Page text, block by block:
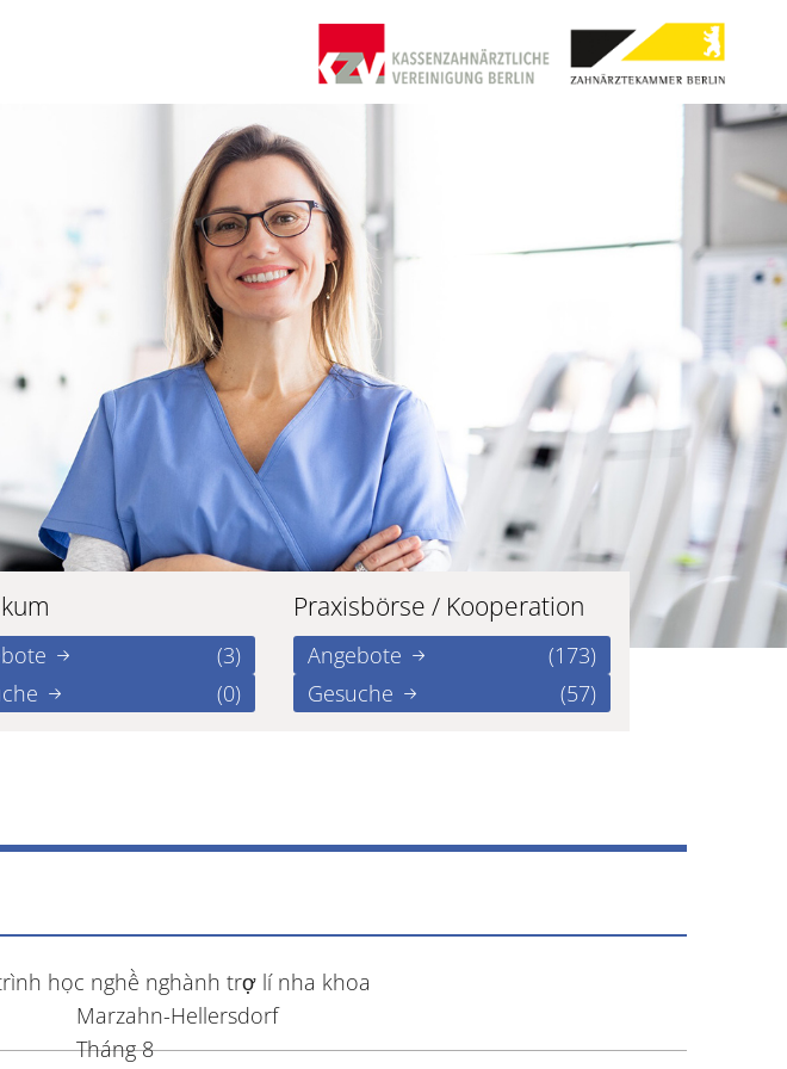
(3)
(0)
Praxisbörse / Kooperation
Angebote
(173)
Gesuche
(57)
học nghề nghành trợ lí nha khoa
Marzahn-Hellersdorf
Tháng 8